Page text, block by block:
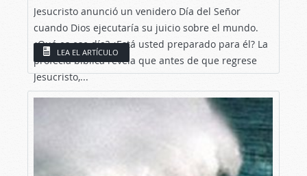
Jesucristo anunció un venidero Día del Señor
cuando Dios ejecutaría su juicio sobre el mundo.
¿Qué es ese día? ¿Está usted preparado para él? La
profecía bíblica revela que antes de que regrese
Jesucristo,...
LEA EL ARTÍCULO